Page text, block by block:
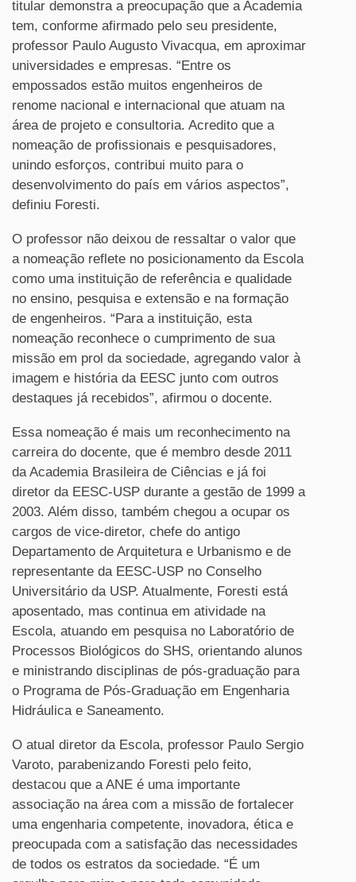
titular demonstra a preocupação que a Academia
tem, conforme afirmado pelo seu presidente,
professor Paulo Augusto Vivacqua, em aproximar
universidades e empresas. “Entre os
empossados estão muitos engenheiros de
renome nacional e internacional que atuam na
área de projeto e consultoria. Acredito que a
nomeação de profissionais e pesquisadores,
unindo esforços, contribui muito para o
desenvolvimento do país em vários aspectos”,
definiu Foresti.
O professor não deixou de ressaltar o valor que
a nomeação reflete no posicionamento da Escola
como uma instituição de referência e qualidade
no ensino, pesquisa e extensão e na formação
de engenheiros. “Para a instituição, esta
nomeação reconhece o cumprimento de sua
missão em prol da sociedade, agregando valor à
imagem e história da EESC junto com outros
destaques já recebidos”, afirmou o docente.
Essa nomeação é mais um reconhecimento na
carreira do docente, que é membro desde 2011
da Academia Brasileira de Ciências e já foi
diretor da EESC-USP durante a gestão de 1999 a
2003. Além disso, também chegou a ocupar os
cargos de vice-diretor, chefe do antigo
Departamento de Arquitetura e Urbanismo e de
representante da EESC-USP no Conselho
Universitário da USP. Atualmente, Foresti está
aposentado, mas continua em atividade na
Escola, atuando em pesquisa no Laboratório de
Processos Biológicos do SHS, orientando alunos
e ministrando disciplinas de pós-graduação para
o Programa de Pós-Graduação em Engenharia
Hidráulica e Saneamento.
O atual diretor da Escola, professor Paulo Sergio
Varoto, parabenizando Foresti pelo feito,
destacou que a ANE é uma importante
associação na área com a missão de fortalecer
uma engenharia competente, inovadora, ética e
preocupada com a satisfação das necessidades
de todos os estratos da sociedade. “É um